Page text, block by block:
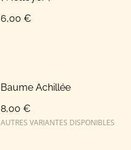
6,00 €
Baume Achillée
8,00 €
AUTRES VARIANTES DISPONIBLES